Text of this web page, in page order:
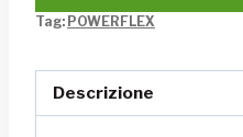
Tag: POWERFLEX
Descrizione